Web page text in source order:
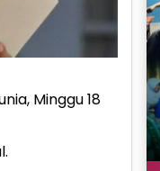
Minggu 18